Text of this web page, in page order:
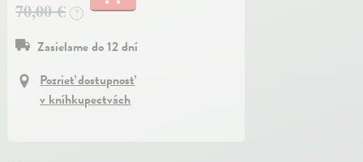
70,00 €
?
Zasielame do 12 dní
Pozrieť dostupnosť
v kníhkupectvách